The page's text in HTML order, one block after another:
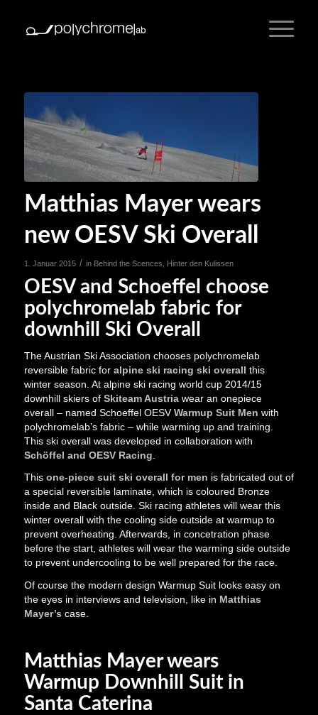
Matthias Mayer wears
new OESV Ski Overall
1. Januar 2015 / in Behind the Scences Hinter den Kulissen
OESV and Schoeffel choose
polychromelab fabric for
downhill Ski Overall
The Austrian Ski Association chooses polychromelab
reversible fabric foralpine ski racing ski overall this
winter season. At alpine ski racing world cup 2014/15
downhill skiers ofSkiteam Austriawear an onepiece
overall – named Schoeffel OESVWarmup Suit Men with
polychromelab’s fabric – while warming up and training.
This ski overall was developed in collaboration with
Schöffel and OESV Racing
This one-piece suit ski overall for men is fabricated out of
a special reversible laminate, which is coloured Bronze
inside and Black outside. Ski racing athletes will wear this
winter overall with the cooling side outside at warmup to
prevent overheating. Afterwards, in concetration phase
before the start, athletes will wear the warming side outside
to prevent undercooling to be well prepared for the race.
Of course the modern design Warmup Suit looks easy on
the eyes in interviews and television, like in Matthias
Mayer’s case.
Matthias Mayer wears
Warmup Downhill Suit in
Santa Caterina